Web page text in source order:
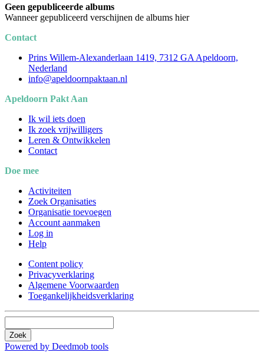
Geen gepubliceerde albums
Wanneer gepubliceerd verschijnen de albums hier
Contact
Prins Willem-Alexanderlaan 1419, 7312 GA Apeldoorn,
Nederland
info@apeldoornpaktaan.nl
Apeldoorn Pakt Aan
Ik wil iets doen
Ik zoek vrijwilligers
Leren & Ontwikkelen
Contact
Doe mee
Activiteiten
Zoek Organisaties
Organisatie toevoegen
Account aanmaken
Log in
Help
Content policy
Privacyverklaring
Algemene Voorwaarden
Toegankelijkheidsverklaring
Zoek
Powered by Deedmob tools